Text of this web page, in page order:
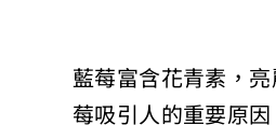
藍莓富含花青素，